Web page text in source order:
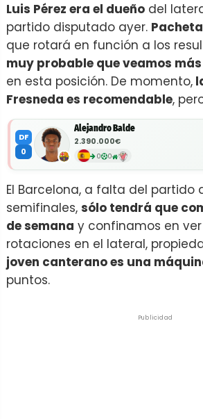
Luis Pérez era el dueño del
partido disputado ayer. Pacheta
que rotará en función a los
muy probable que veamos
en esta posición. De momento,
Fresneda es recomendable,
DF
0
Alejandro Balde
2.390.000€
0 0
El Barcelona, a falta del partido
semifinales, sólo tendrá que
de semana y confinamos en
rotaciones en el lateral,
joven canterano es una
puntos.
Publicidad